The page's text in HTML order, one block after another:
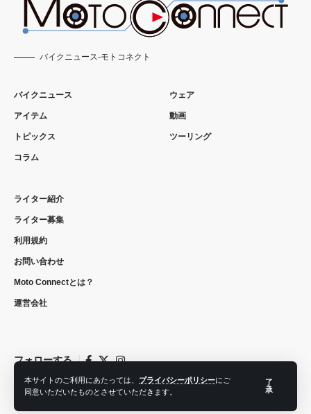
本サイトのご利用にあたっては、 プライバシーポリシーにご
同意いただいたものとさせていただきます。
了
承
バイクニュース-モトコネクト
バイクニュース
アイテム
トピックス
コラム
ウェア
動画
ツーリング
ライター紹介
ライター募集
利用規約
お問い合わせ
Moto Connectとは？
運営会社
フォローする
© 2022 moto connect. All Rights Reserved.